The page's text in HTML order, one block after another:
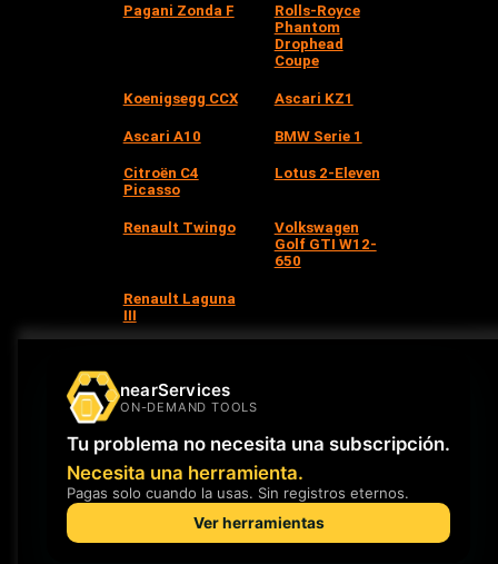
Pagani Zonda F
Rolls-Royce
Phantom
Drophead
Coupe
Koenigsegg CCX Ascari KZ1
Ascari A10 BMW Serie 1
Citroën C4
Picasso
Lotus 2-Eleven
Renault Twingo
Volkswagen
Golf GTI W12-
650
Renault Laguna
III